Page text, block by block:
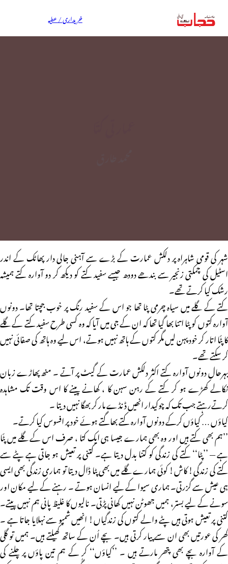
خریداری / عطیہ
شہر کی قومی شاہراہ پر دلکش عمارت کے بڑے سے آہنی جالی دار پھاٹک کے اندر
اسٹیل کی چمکتی زنجیر سے بندھے دودھ جیسے سفید کتے کو دیکھ کر دو آوارہ کتے ہمیشہ
رشک کیا کرتے تھے۔
کتے کے گلے میں سیاہ چرمی پٹا تھا جو اس کے سفید رنگ پر خوب جچتا تھا۔ دونوں
آوارہ کتوں کو پٹا اتنا بھا گیا تھا کہ ان کے جی میں آیا کہ وہ کسی طرح سفید کتے کے گلے
کا پٹّا اتار کر خودپہن لیں مگر کتوں کے ہاتھ نہیں ہوتے، اس لیے وہ ہاتھ کی صفائی نہیں
کر سکتے تھے۔
بہرحال دونوں آوارہ کتے اکثر دلکش عمارت کے گیٹ پر آتے ۔ منھ پھاڑے زبان
نکالے کھڑے ہو کر کتے کے رہن سہن کا ، کھانے پینے کا اس وقت تک مشاہدہ
کرتےرہتے جب تک کہ چوکیدار انھیں ڈنڈے مار کر بھگا نہیں دیتا ۔
کیاؤں … کیاؤں کرکے دونوں آوارہ کتے بھاگتے ہوئے خود پر افسوس کیا کرتے۔
’’ہم بھی کتے ہیں اور وہ بھی ہمارے جیسا ہی ایک کتا ، صرف اس کے گلے میں پٹّا
ہے — ’’پٹا‘‘ کتے کی زندگی کو کتنا بدل دیتا ہے۔ کتنی پر تعیش ہو جاتی ہے پٹے سے
کتے کی زندگی! کاش! کوئی ہمارے گلے میں بھی پٹا ڈال دیتا تو ہماری زندگی بھی ایسی
ہی عیش سے گزرتی۔ ہماری سیوا کے لیے انسان ہوتے ۔ رہنے کے لیے مکان اور
سونے کے لیے بستر، ہمیں جھوٹن نہیں کھانی پڑتی۔ نالیوں کا غلیظ پانی ہم نہیں پیتے۔
کتنی پر تعیش ہوتی ہیں پٹے والے کتوں کی زندگیاں! انھیں شمپو سے نہلایا جاتا ہے ۔
گھر کی عورتیں بھی ان سے پیار کرتی ہیں۔ بچے اُن کے ساتھ کھیلتے ہیں۔ ہمیں تو گلی
کے آوارہ بچے بھی پتھر مارتے ہیں ۔ ’’کیاؤں‘‘ کر کے ہم تین پاؤں پر چلنے کی